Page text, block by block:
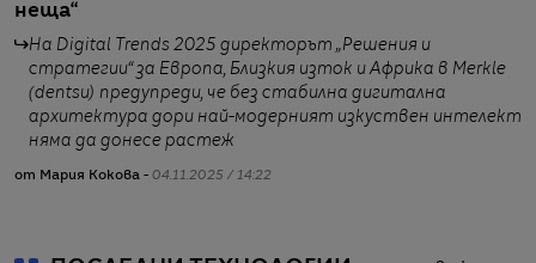
неща“
На Digital Trends 2025 директорът „Решения и
стратегии“ за Европа, Близкия изток и Африка в Merkle
(dentsu) предупреди, че без стабилна дигитална
архитектура дори най-модерният изкуствен интелект
няма да донесе растеж
от Мария Кокова - 04.11.2025 / 14:22